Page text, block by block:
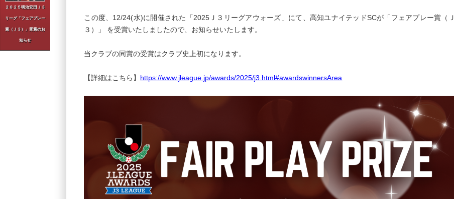
２０２５明治安田Ｊ３
リーグ「フェアプレー
賞（Ｊ３）」受賞のお
知らせ
この度、12/24(水)に開催された「2025Ｊ３リーグアウォーズ」にて、高知ユナイテッドSCが「フェアプレー賞（Ｊ
３）」 を受賞いたしましたので、お知らせいたします。
当クラブの同賞の受賞はクラブ史上初になります。
【詳細はこちら】 https://www.jleague.jp/awards/2025/j3.html#awardswinnersArea